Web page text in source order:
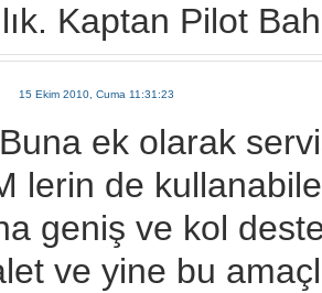
Kaptan Pilot
15 Ekim 2010, Cuma 11:31:23
ek olarak
lerin de
geniş ve kol
ve yine bu